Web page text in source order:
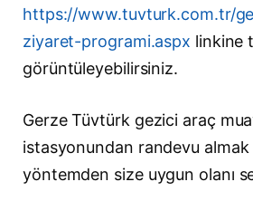
https://www.tuvturk.com.tr/
ziyaret-programi.aspx linkine
görüntüleyebilirsiniz.
Gerze Tüvtürk gezici araç
istasyonundan randevu almak
yöntemden size uygun olanı